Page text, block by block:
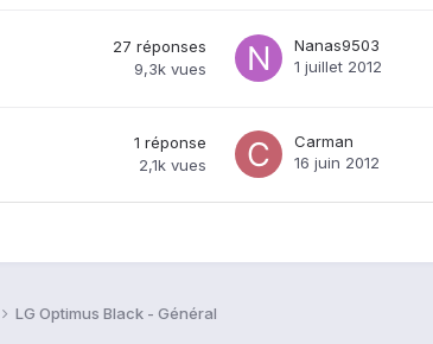
27 réponses
9,3k vues
Nanas9503
1 juillet 2012
1 réponse
2,1k vues
Carman
16 juin 2012
LG Optimus Black - Général